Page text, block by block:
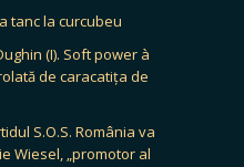
tanc la curcubeu
(I). Soft power à
de caracatița de
S.O.S. România va
Wiesel, „promotor al